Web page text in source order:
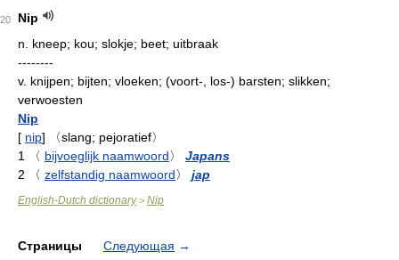
20
Nip
n.
kneep; kou; slokje; beet; uitbraak
--------
v. knijpen; bijten; vloeken; (voort-, los-) barsten; slikken;
verwoesten
Nip
[ nip]
〈slang; pejoratief〉
1
〈 bijvoeglijk naamwoord〉
Japans
2
〈 zelfstandig naamwoord〉 jap
English-Dutch dictionary> Nip
Страницы Следующая →